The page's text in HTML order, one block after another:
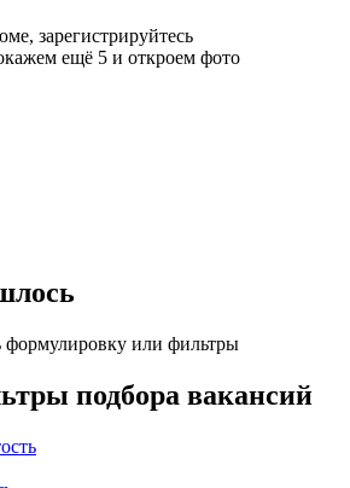
зарегистрируйтесь
ещё 5 и откроем фото
формулировку или фильтры
подбора вакансий